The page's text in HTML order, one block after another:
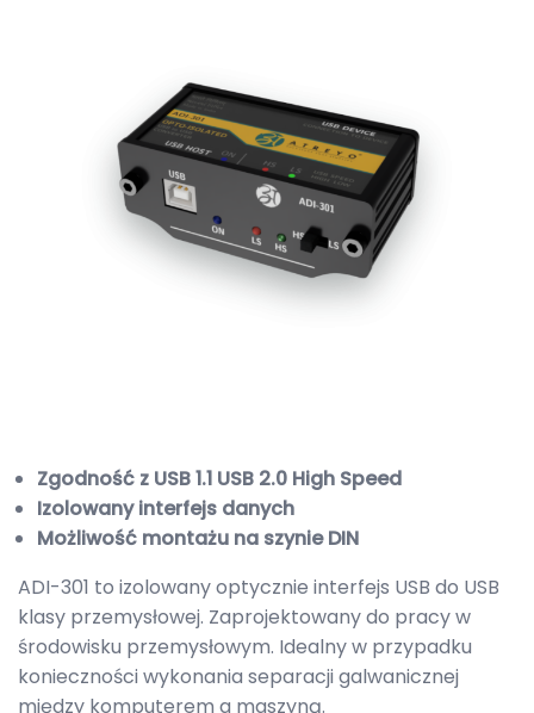
Zgodność z USB 1.1 USB 2.0 High Speed
Izolowany interfejs danych
Możliwość montażu na szynie DIN
ADI-301 to izolowany optycznie interfejs USB do USB
klasy przemysłowej. Zaprojektowany do pracy w
środowisku przemysłowym. Idealny w przypadku
konieczności wykonania separacji galwanicznej
między komputerem a maszyną.